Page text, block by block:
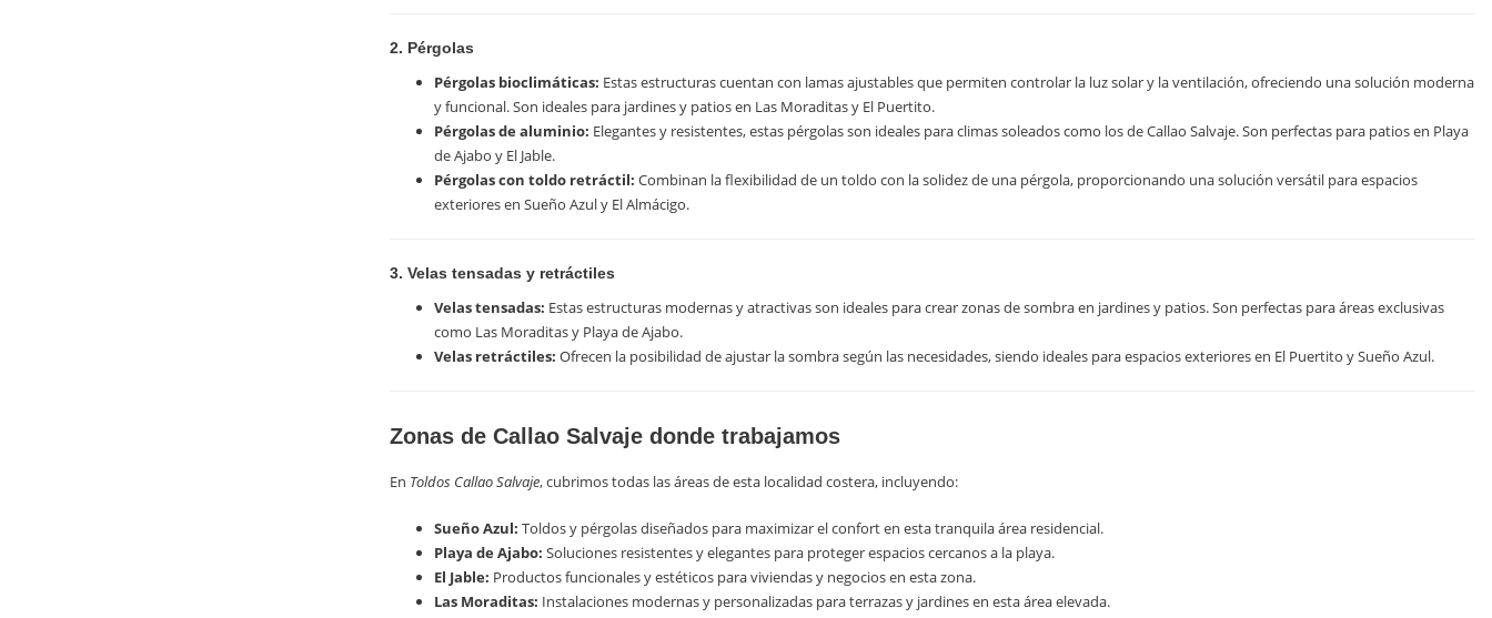
2. Pérgolas
Pérgolas bioclimáticas: Estas estructuras cuentan con lamas ajustables que permiten controlar la luz solar y la ventilación, ofreciendo una solución moderna
y funcional. Son ideales para jardines y patios en Las Moraditas y El Puertito.
Pérgolas de aluminio: Elegantes y resistentes, estas pérgolas son ideales para climas soleados como los de Callao Salvaje. Son perfectas para patios en Playa
de Ajabo y El Jable.
Pérgolas con toldo retráctil: Combinan la flexibilidad de un toldo con la solidez de una pérgola, proporcionando una solución versátil para espacios
exteriores en Sueño Azul y El Almácigo.
3. Velas tensadas y retráctiles
Velas tensadas: Estas estructuras modernas y atractivas son ideales para crear zonas de sombra en jardines y patios. Son perfectas para áreas exclusivas
como Las Moraditas y Playa de Ajabo.
Velas retráctiles: Ofrecen la posibilidad de ajustar la sombra según las necesidades, siendo ideales para espacios exteriores en El Puertito y Sueño Azul.
Zonas de Callao Salvaje donde trabajamos
En Toldos Callao Salvaje, cubrimos todas las áreas de esta localidad costera, incluyendo:
Sueño Azul: Toldos y pérgolas diseñados para maximizar el confort en esta tranquila área residencial.
Playa de Ajabo: Soluciones resistentes y elegantes para proteger espacios cercanos a la playa.
El Jable: Productos funcionales y estéticos para viviendas y negocios en esta zona.
Las Moraditas: Instalaciones modernas y personalizadas para terrazas y jardines en esta área elevada.